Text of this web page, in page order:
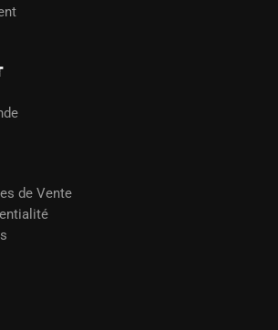
de Vente